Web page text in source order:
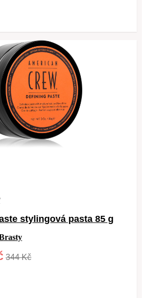
stylingová pasta 85 g
344 Kč